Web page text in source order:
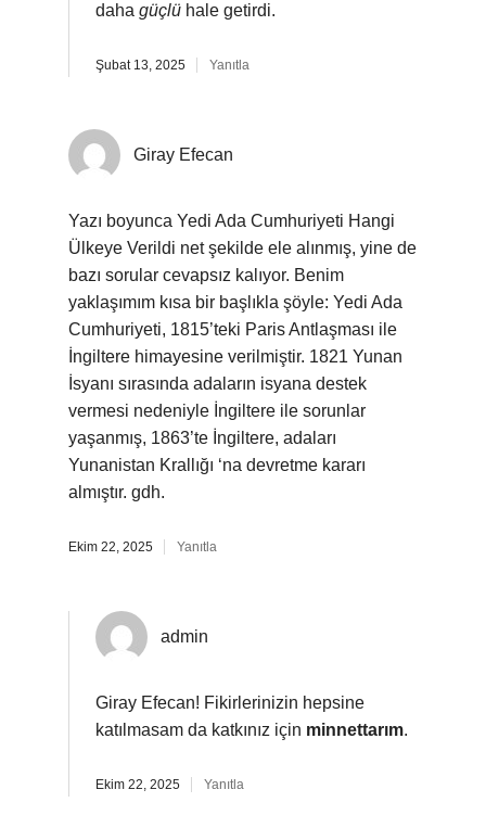
daha güçlü hale getirdi.
Şubat 13, 2025 Yanıtla
Giray Efecan
Yazı boyunca Yedi Ada Cumhuriyeti Hangi
Ülkeye Verildi net şekilde ele alınmış, yine de
bazı sorular cevapsız kalıyor. Benim
yaklaşımım kısa bir başlıkla şöyle: Yedi Ada
Cumhuriyeti, 1815’teki Paris Antlaşması ile
İngiltere himayesine verilmiştir. 1821 Yunan
İsyanı sırasında adaların isyana destek
vermesi nedeniyle İngiltere ile sorunlar
yaşanmış, 1863’te İngiltere, adaları
Yunanistan Krallığı ‘na devretme kararı
almıştır. gdh.
Ekim 22, 2025 Yanıtla
admin
Giray Efecan! Fikirlerinizin hepsine
katılmasam da katkınız için minnettarım.
Ekim 22, 2025 Yanıtla